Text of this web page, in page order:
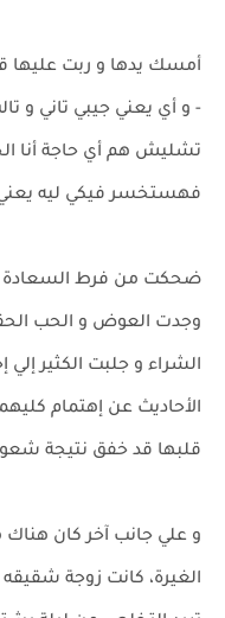
أمسك يدها و ربت عليها
- و أي يعني جيبي تاني و
تشليش هم أي حاجة أنا
فهستخسر فيكي ليه يعني،
ضحكت من فرط السعادة و
وجدت العوض و الحب
الشراء و جلبت الكثير
الأحاديث عن إهتمام
قلبها قد خفق نتيجة
و علي جانب آخر كان
الغيرة، كانت زوجة شقيقه